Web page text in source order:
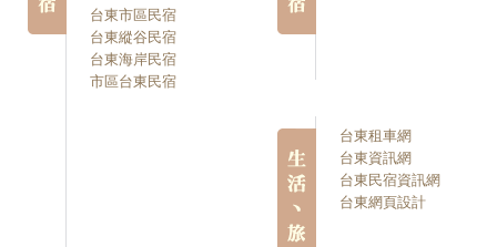
台東市區民宿
台東縱谷民宿
台東海岸民宿
市區台東民宿
台東租車網
台東資訊網
台東民宿資訊網
台東網頁設計